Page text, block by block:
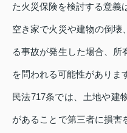
た火災保険を検討する意義
空き家で火災や建物の倒壊
る事故が発生した場合、
を問われる可能性がありま
民法717条では、土地や建
があることで第三者に損害